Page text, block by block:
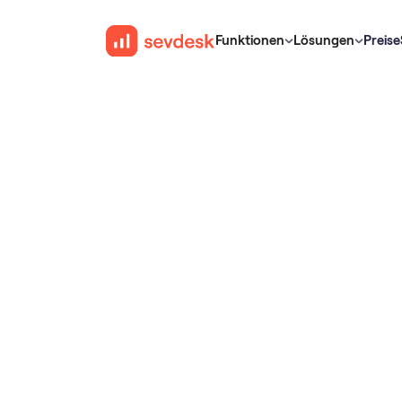
Funktionen Lösungen Preise